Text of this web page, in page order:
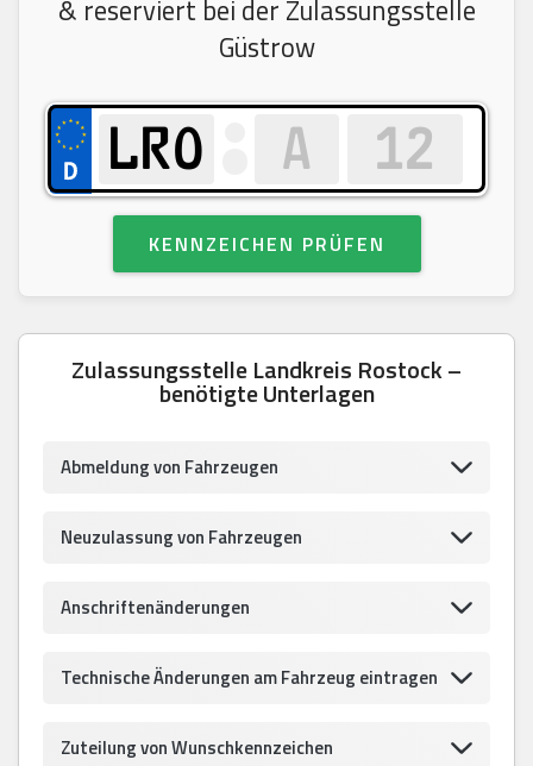
& reserviert bei der Zulassungsstelle
Güstrow
KENNZEICHEN PRÜFEN
Zulassungsstelle Landkreis Rostock –
benötigte Unterlagen
Abmeldung von Fahrzeugen
Neuzulassung von Fahrzeugen
Anschriftenänderungen
Technische Änderungen am Fahrzeug eintragen
Zuteilung von Wunschkennzeichen